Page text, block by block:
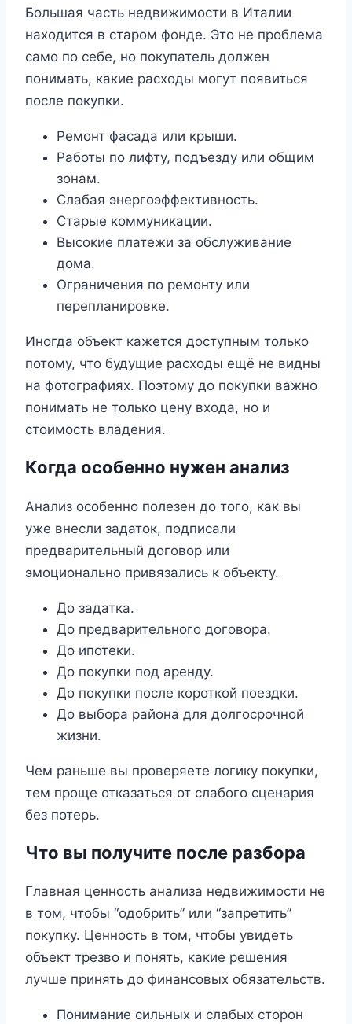
Большая часть недвижимости в Италии
находится в старом фонде. Это не проблема
само по себе, но покупатель должен
понимать, какие расходы могут появиться
после покупки.
Ремонт фасада или крыши.
Работы по лифту, подъезду или общим
зонам.
Слабая энергоэффективность.
Старые коммуникации.
Высокие платежи за обслуживание
дома.
Ограничения по ремонту или
перепланировке.
Иногда объект кажется доступным только
потому, что будущие расходы ещё не видны
на фотографиях. Поэтому до покупки важно
понимать не только цену входа, но и
стоимость владения.
Когда особенно нужен анализ
Анализ особенно полезен до того, как вы
уже внесли задаток, подписали
предварительный договор или
эмоционально привязались к объекту.
До задатка.
До предварительного договора.
До ипотеки.
До покупки под аренду.
До покупки после короткой поездки.
До выбора района для долгосрочной
жизни.
Чем раньше вы проверяете логику покупки,
тем проще отказаться от слабого сценария
без потерь.
Что вы получите после разбора
Главная ценность анализа недвижимости не
в том, чтобы “одобрить” или “запретить”
покупку. Ценность в том, чтобы увидеть
объект трезво и понять, какие решения
лучше принять до финансовых обязательств.
Понимание сильных и слабых сторон